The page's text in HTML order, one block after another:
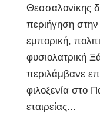
Θεσσαλονίκης
περιήγηση
εμπορική,
φυσιολατρική
περιλάμβανε
φιλοξενία στο
εταιρείας...